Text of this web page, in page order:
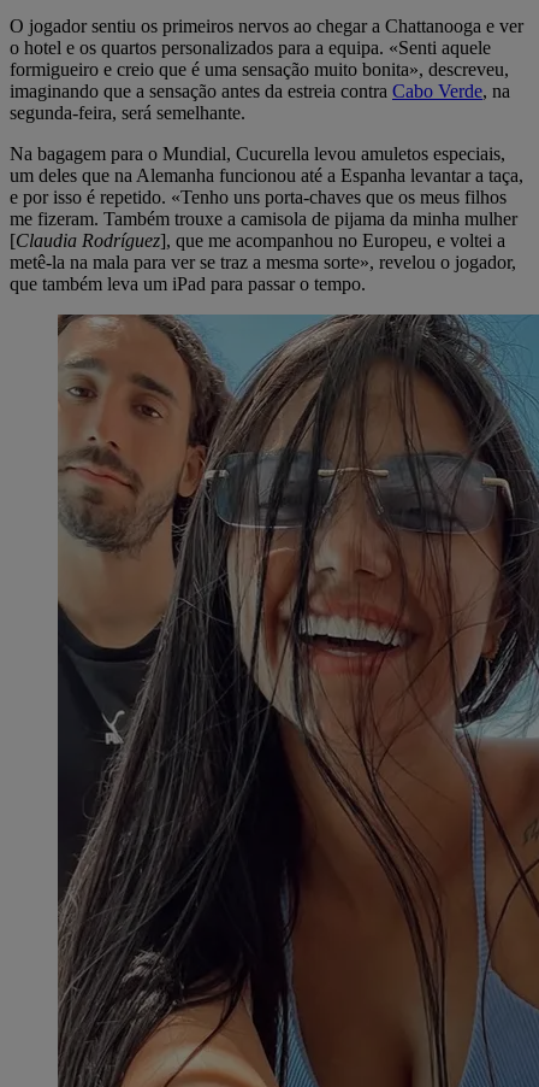
O jogador sentiu os primeiros nervos ao chegar a Chattanooga e ver
o hotel e os quartos personalizados para a equipa. «Senti aquele
formigueiro e creio que é uma sensação muito bonita», descreveu,
imaginando que a sensação antes da estreia contra Cabo Verde, na
segunda-feira, será semelhante.
Na bagagem para o Mundial, Cucurella levou amuletos especiais,
um deles que na Alemanha funcionou até a Espanha levantar a taça,
e por isso é repetido. «Tenho uns porta-chaves que os meus filhos
me fizeram. Também trouxe a camisola de pijama da minha mulher
[Claudia Rodríguez], que me acompanhou no Europeu, e voltei a
metê-la na mala para ver se traz a mesma sorte», revelou o jogador,
que também leva um iPad para passar o tempo.